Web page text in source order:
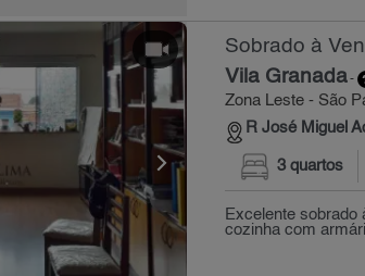
Sobrado à
Vila Granada-
Zona Leste - São
R José Miguel
3 quartos
Excelente sobrado
cozinha com